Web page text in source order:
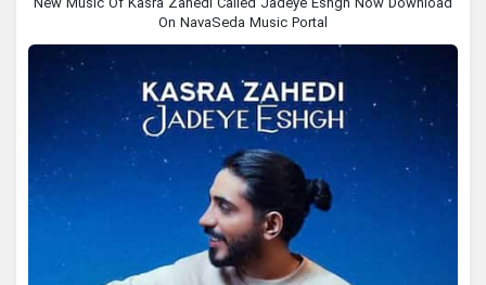
New Music Of Kasra Zahedi Called Jadeye Eshgh Now Download
On NavaSeda Music Portal